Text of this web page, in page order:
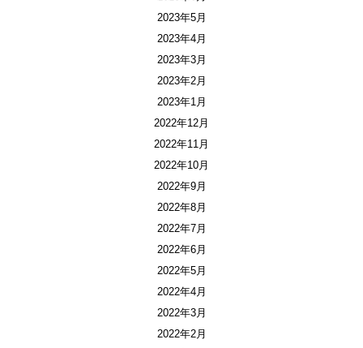
2023年5月
2023年4月
2023年3月
2023年2月
2023年1月
2022年12月
2022年11月
2022年10月
2022年9月
2022年8月
2022年7月
2022年6月
2022年5月
2022年4月
2022年3月
2022年2月